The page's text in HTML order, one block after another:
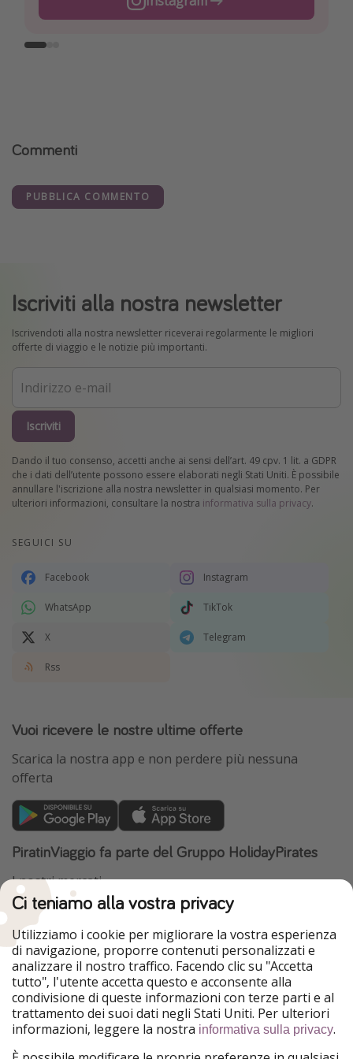
Commenti
PUBBLICA COMMENTO
Iscriviti alla nostra newsletter
Iscrivendoti alla nostra newsletter riceverai regolarmente le migliori
offerte di viaggio e le notizie più importanti.
Iscriviti
Dando il tuo consenso, accetti anche ai sensi dell’art. 49 cpv. 1 lit. a GDPR
che i dati dell’utente possono essere elaborati negli Stati Uniti. È possibile
annullare l'iscrizione alla nostra newsletter in qualsiasi momento. Per
ulteriori informazioni, consultare la nostra informativa sulla privacy.
SEGUICI SU
Facebook Instagram
WhatsApp TikTok
X Telegram
Rss
Vuoi ricevere le nostre ultime offerte
Scarica la nostra app e non perdere più nessuna
offerta
PiratinViaggio fa parte del Gruppo HolidayPirates
I nostri mercati
HolidayPirates
VakantiePiraten
WakacyjniPiraci
Ferienpiraten
Urlaubspiraten
Urlaubspiraten
ViajerosPiratas
TravelPirates
Il nostro gruppo
HolidayPirates Group
Conoscici meglio Informazioni legali
Ci teniamo alla vostra privacy
Utilizziamo i cookie per migliorare la vostra esperienza
di navigazione, proporre contenuti personalizzati e
analizzare il nostro traffico. Facendo clic su "Accetta
tutto", l'utente accetta questo e acconsente alla
condivisione di queste informazioni con terze parti e al
trattamento dei suoi dati negli Stati Uniti. Per ulteriori
informazioni, leggere la nostra informativa sulla privacy.